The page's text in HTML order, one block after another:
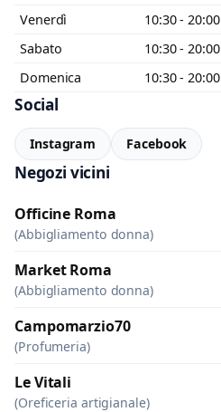
Venerdì
10:30 - 20:00
Sabato
10:30 - 20:00
Domenica
10:30 - 20:00
Social
Instagram Facebook
Negozi vicini
Officine Roma
(Abbigliamento donna)
Market Roma
(Abbigliamento donna)
Campomarzio70
(Profumeria)
Le Vitali
(Oreficeria artigianale)